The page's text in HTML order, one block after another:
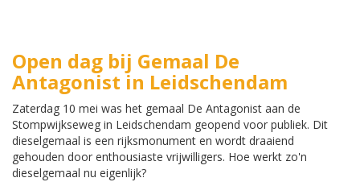
Open dag bij Gemaal De
Antagonist in Leidschendam
Zaterdag 10 mei was het gemaal De Antagonist aan de
Stompwijkseweg in Leidschendam geopend voor publiek. Dit
dieselgemaal is een rijksmonument en wordt draaiend
gehouden door enthousiaste vrijwilligers. Hoe werkt zo'n
dieselgemaal nu eigenlijk?